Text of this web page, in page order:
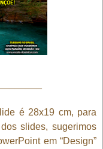
é 28x19 cm, para
slides, sugerimos
em “Design”